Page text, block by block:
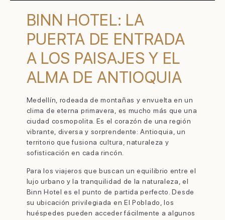
BINN HOTEL: LA
PUERTA DE ENTRADA
A LOS PAISAJES Y EL
ALMA DE ANTIOQUIA
Medellín, rodeada de montañas y envuelta en un
clima de eterna primavera, es mucho más que una
ciudad cosmopolita. Es el corazón de una región
vibrante, diversa y sorprendente: Antioquia, un
territorio que fusiona cultura, naturaleza y
sofisticación en cada rincón.
Para los viajeros que buscan un equilibrio entre el
lujo urbano y la tranquilidad de la naturaleza, el
Binn Hotel es el punto de partida perfecto. Desde
su ubicación privilegiada en El Poblado, los
huéspedes pueden acceder fácilmente a algunos